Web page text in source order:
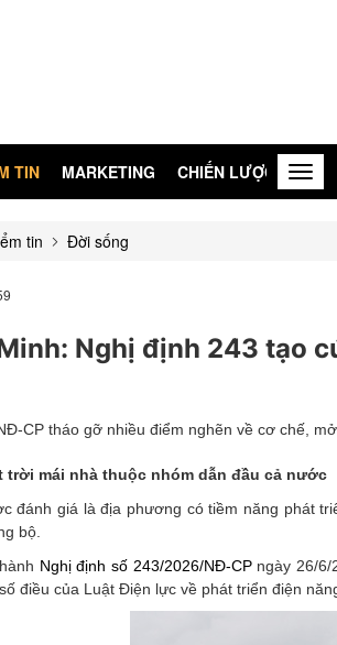
TIN MARKETING CHIẾN LƯỢC
tin Đời sống
Nghị định 243 tạo
CP tháo gỡ nhiều điểm nghẽn về cơ chế,
trời mái nhà thuộc nhóm dẫn đầu cả nước
đánh giá là địa phương có tiềm năng phát
bộ.
Nghị định số 243/2026/NĐ-CPngày 26/6/
điều của Luật Điện lực về phát triển điện